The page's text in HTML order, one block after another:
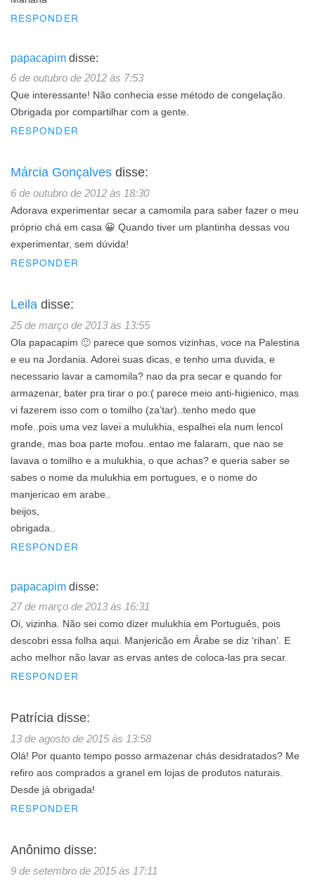
RESPONDER
papacapim disse:
6 de outubro de 2012 às 7:53
Que interessante! Não conhecia esse método de congelação.
Obrigada por compartilhar com a gente.
RESPONDER
Márcia Gonçalves disse:
6 de outubro de 2012 às 18:30
Adorava experimentar secar a camomila para saber fazer o meu
próprio chá em casa 😀 Quando tiver um plantinha dessas vou
experimentar, sem dúvida!
RESPONDER
Leila disse:
25 de março de 2013 às 13:55
Ola papacapim 🙂 parece que somos vizinhas, voce na Palestina
e eu na Jordania. Adorei suas dicas, e tenho uma duvida, e
necessario lavar a camomila? nao da pra secar e quando for
armazenar, bater pra tirar o po:( parece meio anti-higienico, mas
vi fazerem isso com o tomilho (za’tar)..tenho medo que
mofe..pois uma vez lavei a mulukhia, espalhei ela num lencol
grande, mas boa parte mofou..entao me falaram, que nao se
lavava o tomilho e a mulukhia, o que achas? e queria saber se
sabes o nome da mulukhia em portugues, e o nome do
manjericao em arabe..
beijos,
obrigada..
RESPONDER
papacapim disse:
27 de março de 2013 às 16:31
Oi, vizinha. Não sei como dizer mulukhia em Português, pois
descobri essa folha aqui. Manjericão em Árabe se diz ‘rihan’. E
acho melhor não lavar as ervas antes de coloca-las pra secar.
RESPONDER
Patrícia disse:
13 de agosto de 2015 às 13:58
Olá! Por quanto tempo posso armazenar chás desidratados? Me
refiro aos comprados a granel em lojas de produtos naturais.
Desde já obrigada!
RESPONDER
Anônimo disse:
9 de setembro de 2015 às 17:11